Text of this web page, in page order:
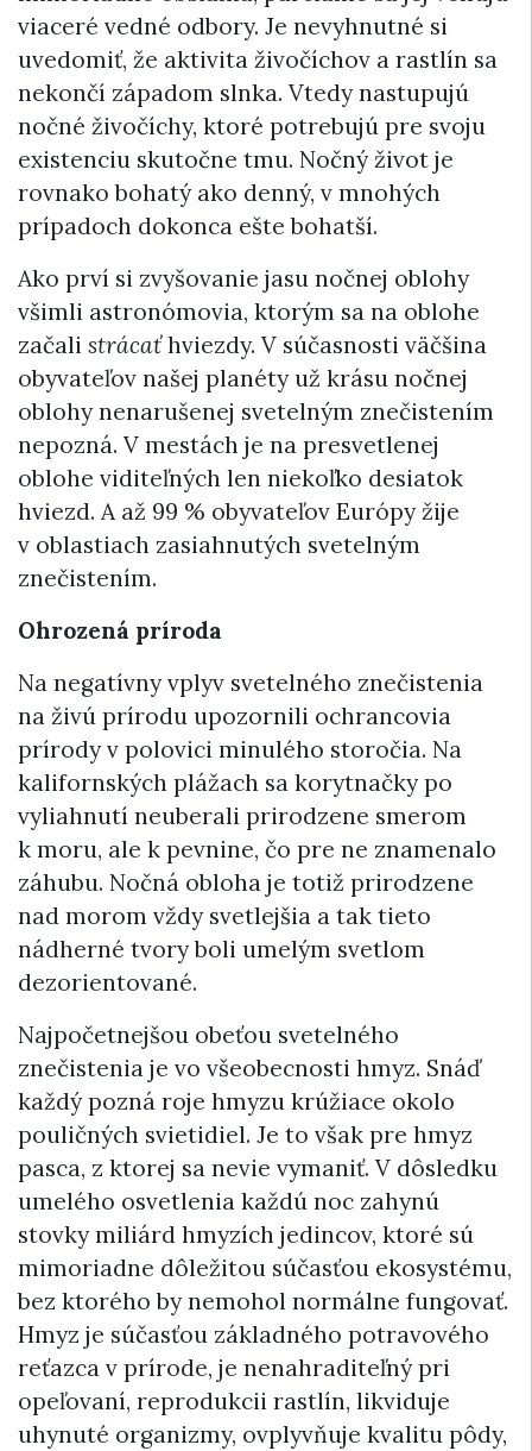
viaceré vedné odbory. Je nevyhnutné si
uvedomiť, že aktivita živočíchov a rastlín sa
nekončí západom slnka. Vtedy nastupujú
nočné živočíchy, ktoré potrebujú pre svoju
existenciu skutočne tmu. Nočný život je
rovnako bohatý ako denný, v mnohých
prípadoch dokonca ešte bohatší.
Ako prví si zvyšovanie jasu nočnej oblohy
všimli astronómovia, ktorým sa na oblohe
začali strácaťhviezdy. V súčasnosti väčšina
obyvateľov našej planéty už krásu nočnej
oblohy nenarušenej svetelným znečistením
nepozná. V mestách je na presvetlenej
oblohe viditeľných len niekoľko desiatok
hviezd. A až 99 % obyvateľov Európy žije
v oblastiach zasiahnutých svetelným
znečistením.
Ohrozená príroda
Na negatívny vplyv svetelného znečistenia
na živú prírodu upozornili ochrancovia
prírody v polovici minulého storočia. Na
kalifornských plážach sa korytnačky po
vyliahnutí neuberali prirodzene smerom
k moru, ale k pevnine, čo pre ne znamenalo
záhubu. Nočná obloha je totiž prirodzene
nad morom vždy svetlejšia a tak tieto
nádherné tvory boli umelým svetlom
dezorientované.
Najpočetnejšou obeťou svetelného
znečistenia je vo všeobecnosti hmyz. Snáď
každý pozná roje hmyzu krúžiace okolo
pouličných svietidiel. Je to však pre hmyz
pasca, z ktorej sa nevie vymaniť. V dôsledku
umelého osvetlenia každú noc zahynú
stovky miliárd hmyzích jedincov, ktoré sú
mimoriadne dôležitou súčasťou ekosystému,
bez ktorého by nemohol normálne fungovať.
Hmyz je súčasťou základného potravového
reťazca v prírode, je nenahraditeľný pri
opeľovaní, reprodukcii rastlín, likviduje
uhynuté organizmy, ovplyvňuje kvalitu pôdy,